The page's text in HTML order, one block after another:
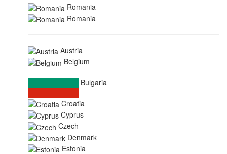
Romania
Romania
Austria
Belgium
Bulgaria
Croatia
Cyprus
Czech
Denmark
Estonia